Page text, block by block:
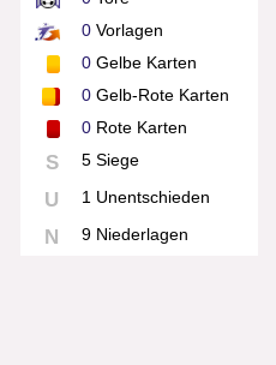
0Vorlagen
0Gelbe Karten
0Gelb-Rote Karten
0Rote Karten
S 5 Siege
U 1 Unentschieden
N 9 Niederlagen